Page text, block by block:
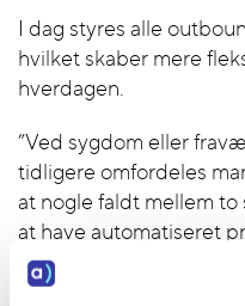
I dag styres alle
hvilket skaber mere
hverdagen.
”Ved sygdom eller
tidligere omfordeles
at nogle faldt mellem to
at have automatiseret
bliver glemt. En
opstår forsinkelser i